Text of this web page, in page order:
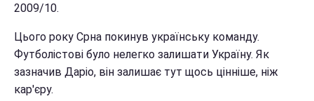
2009/10.
Цього року Срна покинув українську команду.
Футболістові було нелегко залишати Україну. Як
зазначив Даріо, він залишає тут щось цінніше, ніж
кар'єру.